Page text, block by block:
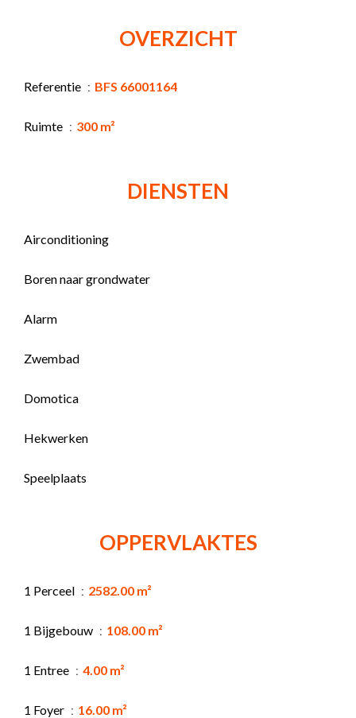
OVERZICHT
Referentie BFS 66001164
Ruimte 300 m²
DIENSTEN
Airconditioning
Boren naar grondwater
Alarm
Zwembad
Domotica
Hekwerken
Speelplaats
OPPERVLAKTES
1 Perceel 2582.00 m²
1 Bijgebouw 108.00 m²
1 Entree 4.00 m²
1 Foyer 16.00 m²